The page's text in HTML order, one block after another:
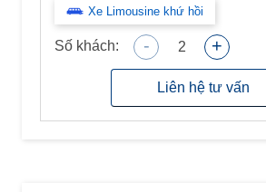
Xe Limousine khứ hồi
Số khách: - 2 +
Liên hệ tư vấn